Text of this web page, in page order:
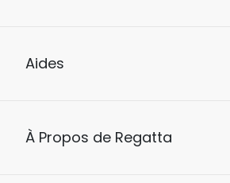
Aides
À Propos de Regatta